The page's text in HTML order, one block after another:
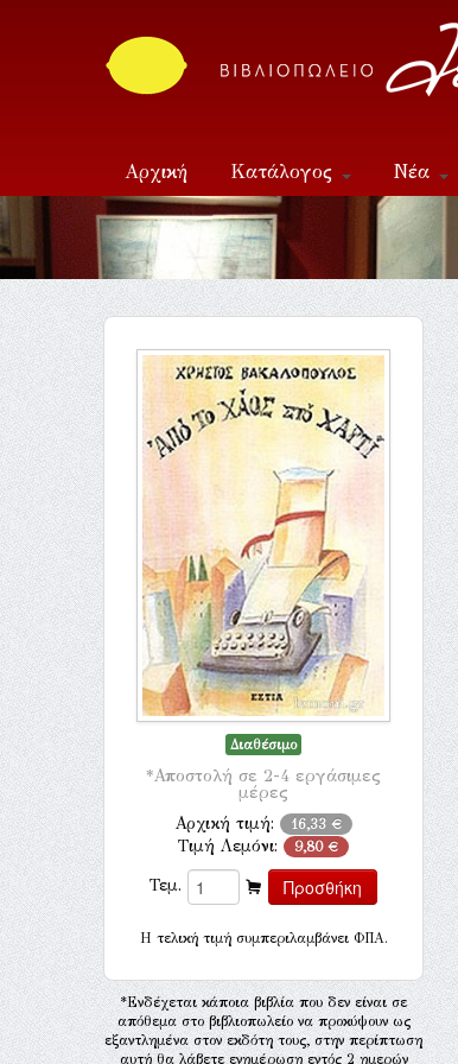
Αρχική Κατάλογος Νέα
Επικοινωνία
Διαθέσιμο
*Αποστολή σε 2-4 εργάσιμες
μέρες
Αρχική τιμή: 16,33 €
Τιμή Λεμόνι: 9,80 €
Τεμ.
H τελική τιμή συμπεριλαμβάνει ΦΠΑ.
*Ενδέχεται κάποια βιβλία που δεν είναι σε
απόθεμα στο βιβλιοπωλείο να προκύψουν ως
εξαντλημένα στον εκδότη τους, στην περίπτωση
αυτή θα λάβετε ενημέρωση εντός 2 ημερών